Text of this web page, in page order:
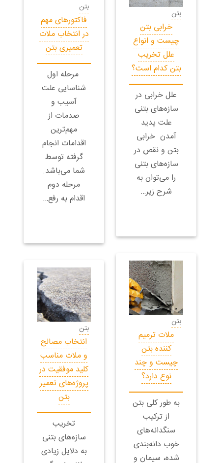
بتن
خرابی بتن
چیست و انواع
علل تخریب
بتن کدام است؟
علل خرابی در
سازه‌های بتنی
علت پدید
آمدن خرابی
بتن و نقص در
سازه‌‍‌های بتنی
را می‌توان به
شرح زیر…
بتن
فاکتورهای مهم
در انتخاب ملات
تعمیری بتن
مرحله اول
شناسایی علت
آسیب و
صدمات از
مهم‌ترین
اقدامات انجام
گرفته توسط
شما می‌باشد.
مرحله دوم
اقدام به رفع…
بتن
ملات‌ ترمیم
کننده بتن
چیست و چند
نوع دارد؟
به طور کلی بتن
از ترکیب
سنگدانه‌های
خوب دانه‌بندی
شده، سیمان و
بتن
انتخاب مصالح
و ملات مناسب
کلید موفقیت در
پروژه‌های تعمیر
بتن
تخریب
سازه‌های بتنی
به دلایل زیادی